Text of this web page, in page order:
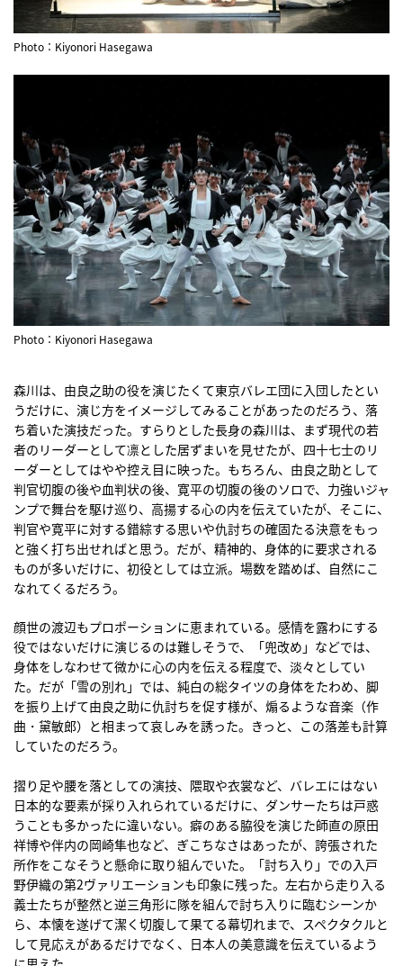
Photo：Kiyonori Hasegawa
Photo：Kiyonori Hasegawa
森川は、由良之助の役を演じたくて東京バレエ団に入団したとい
うだけに、演じ方をイメージしてみることがあったのだろう、落
ち着いた演技だった。すらりとした長身の森川は、まず現代の若
者のリーダーとして凛とした居ずまいを見せたが、四十七士のリ
ーダーとしてはやや控え目に映った。もちろん、由良之助として
判官切腹の後や血判状の後、寛平の切腹の後のソロで、力強いジャ
ンプで舞台を駆け巡り、高揚する心の内を伝えていたが、そこに、
判官や寛平に対する錯綜する思いや仇討ちの確固たる決意をもっ
と強く打ち出せればと思う。だが、精神的、身体的に要求される
ものが多いだけに、初役としては立派。場数を踏めば、自然にこ
なれてくるだろう。
顔世の渡辺もプロポーションに恵まれている。感情を露わにする
役ではないだけに演じるのは難しそうで、「兜改め」などでは、
身体をしなわせて微かに心の内を伝える程度で、淡々としてい
た。だが「雪の別れ」では、純白の総タイツの身体をたわめ、脚
を振り上げて由良之助に仇討ちを促す様が、煽るような音楽（作
曲・黛敏郎）と相まって哀しみを誘った。きっと、この落差も計算
していたのだろう。
摺り足や腰を落としての演技、隈取や衣裳など、バレエにはない
日本的な要素が採り入れられているだけに、ダンサーたちは戸惑
うことも多かったに違いない。癖のある脇役を演じた師直の原田
祥博や伴内の岡崎隼也など、ぎこちなさはあったが、誇張された
所作をこなそうと懸命に取り組んでいた。「討ち入り」での入戸
野伊織の第2ヴァリエーションも印象に残った。左右から走り入る
義士たちが整然と逆三角形に隊を組んで討ち入りに臨むシーンか
ら、本懐を遂げて潔く切腹して果てる幕切れまで、スペクタクルと
して見応えがあるだけでなく、日本人の美意識を伝えているよう